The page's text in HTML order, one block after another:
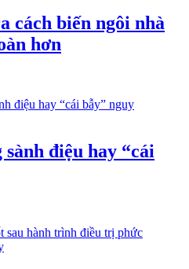
cách biến ngôi nhà
hơn
điệu hay “cái